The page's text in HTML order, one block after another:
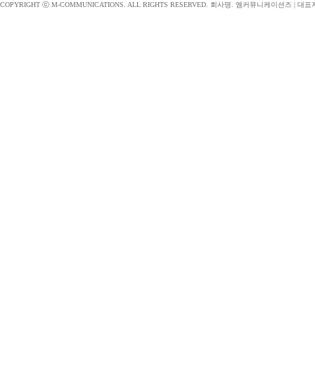
COPYRIGHT ⓒ M-COMMUNICATIONS. ALL RIGHTS RESERVED. 회사명. 엠커뮤니케이션즈 | 대표